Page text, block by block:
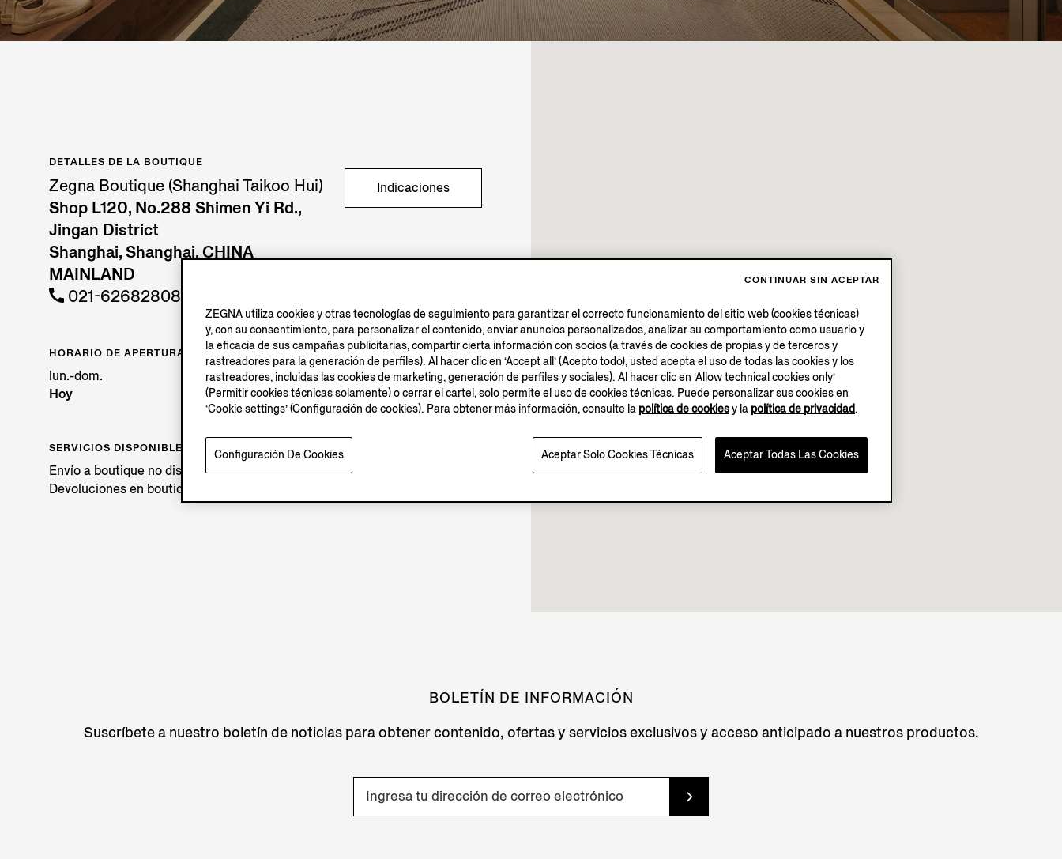
DETALLES DE LA BOUTIQUE
Zegna Boutique (Shanghai Taikoo Hui)
Shop L120, No.288 Shimen Yi Rd.,
Jingan District
Shanghai, Shanghai, CHINA
MAINLAND
021-62682808
Indicaciones
HORARIO DE APERTURA
lun.-dom.
10.00-22.00
Hoy
Abierta hasta las 22:00
SERVICIOS DISPONIBLES
Envío a boutique no disponible.
Devoluciones en boutique disponibles. Conoce más
BOLETÍN DE INFORMACIÓN
Suscríbete a nuestro boletín de noticias para obtener contenido, ofertas y servicios exclusivos y acceso anticipado a nuestros productos.
ZEGNA utiliza cookies y otras tecnologías de seguimiento para garantizar el correcto funcionamiento del sitio web (cookies técnicas)
y, con su consentimiento, para personalizar el contenido, enviar anuncios personalizados, analizar su comportamiento como usuario y
la eficacia de sus campañas publicitarias, compartir cierta información con socios (a través de cookies de propias y de terceros y
rastreadores para la generación de perfiles). Al hacer clic en ‘Accept all’ (Acepto todo), usted acepta el uso de todas las cookies y los
rastreadores, incluidas las cookies de marketing, generación de perfiles y sociales). Al hacer clic en ‘Allow technical cookies only’
(Permitir cookies técnicas solamente) o cerrar el cartel, solo permite el uso de cookies técnicas. Puede personalizar sus cookies en
‘Cookie settings’ (Configuración de cookies). Para obtener más información, consulte la política de cookiesy la política de privacidad.
Aceptar Solo Cookies Técnicas Aceptar Todas Las Cookies
Configuración De Cookies
CONTINUAR SIN ACEPTAR